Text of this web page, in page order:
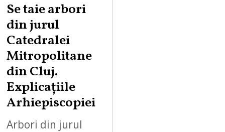
Se taie arbori
din jurul
Catedralei
Mitropolitane
din Cluj.
Explicațiile
Arhiepiscopiei
Arbori din jurul